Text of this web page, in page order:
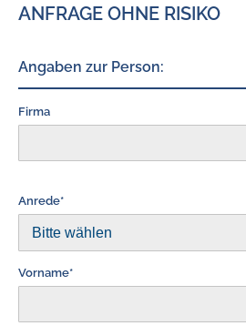
ANFRAGE OHNE RISIKO
Angaben zur Person:
Firma
Anrede*
Vorname*